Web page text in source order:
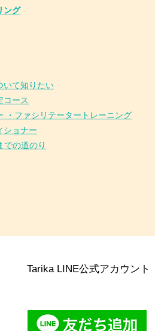
ング
いて知りたい
コース
・ファシリテータートレーニング
ショナー
での道のり
Tarika LINE公式アカウント